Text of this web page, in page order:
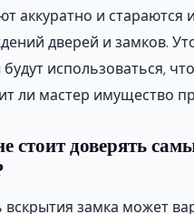
аккуратно и стараются
дверей и замков.
использоваться,
ли мастер имущество
стоит доверять
вскрытия замка может